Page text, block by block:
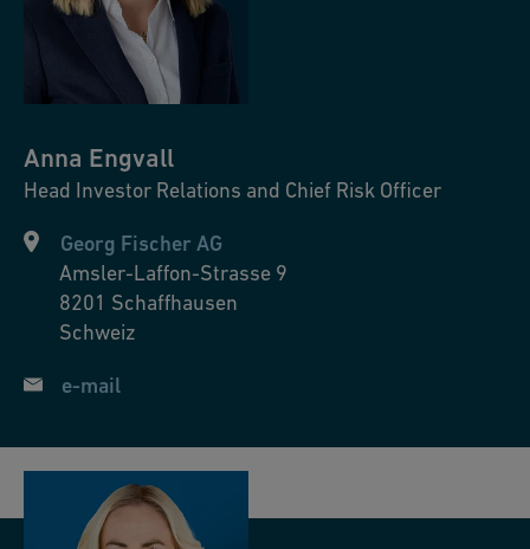
GF Machining Solutions (nur Englisch)
(PDF/ 6 MB)
Capital Market Day 2019
Einführung (PDF/ 5 MB)
GF Casting Solutions (PDF/ 2 MB)
GF Machining Solutions (PDF/ 2 MB)
Anna Engvall
Head Investor Relations and Chief Risk Officer
Georg Fischer AG
Amsler-Laffon-Strasse 9
8201 Schaffhausen
Schweiz
e-mail